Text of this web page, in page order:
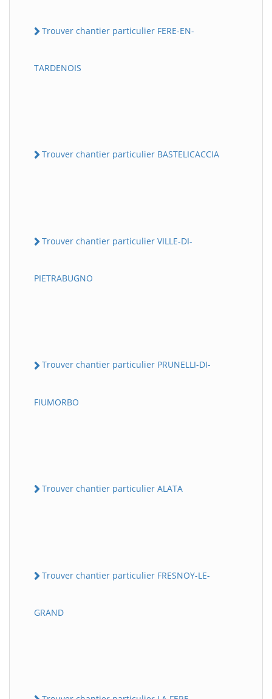
Trouver chantier particulier FERE-EN-
TARDENOIS
Trouver chantier particulier BASTELICACCIA
Trouver chantier particulier VILLE-DI-
PIETRABUGNO
Trouver chantier particulier PRUNELLI-DI-
FIUMORBO
Trouver chantier particulier ALATA
Trouver chantier particulier FRESNOY-LE-
GRAND